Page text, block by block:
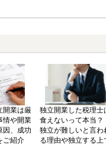
開業は厳
情や開業
因、成功
ご紹介
独立開業した税理士
食えないって本当？
独立が難しいと言わ
る理由や独立する上